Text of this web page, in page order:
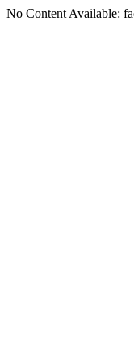
No Content Available: